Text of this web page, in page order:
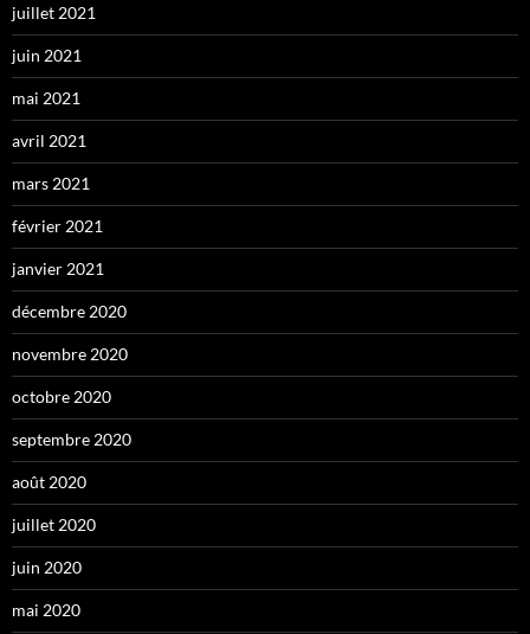
juillet 2021
juin 2021
mai 2021
avril 2021
mars 2021
février 2021
janvier 2021
décembre 2020
novembre 2020
octobre 2020
septembre 2020
août 2020
juillet 2020
juin 2020
mai 2020